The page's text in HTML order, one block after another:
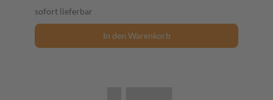
sofort lieferbar
In den Warenkorb